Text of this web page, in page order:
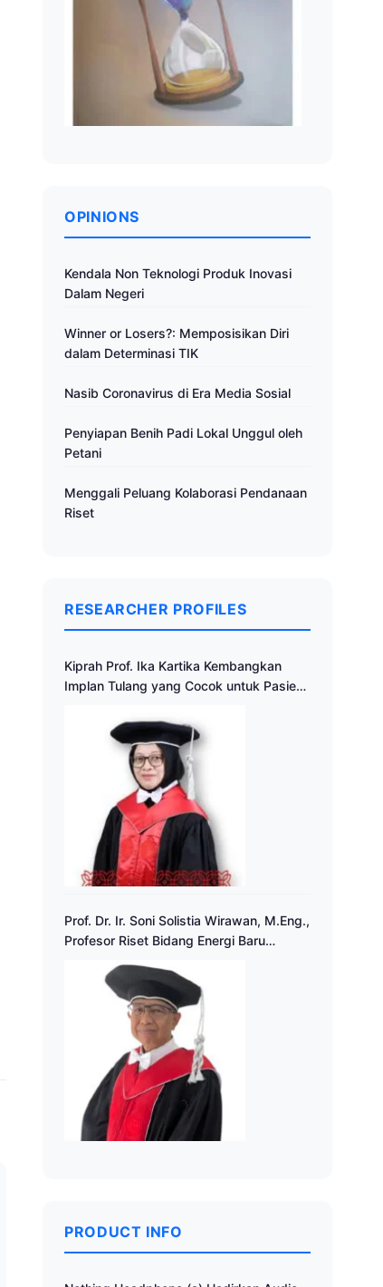
OPINIONS
Kendala Non Teknologi Produk Inovasi
Dalam Negeri
Winner or Losers?: Memposisikan Diri
dalam Determinasi TIK
Nasib Coronavirus di Era Media Sosial
Penyiapan Benih Padi Lokal Unggul oleh
Petani
Menggali Peluang Kolaborasi Pendanaan
Riset
RESEARCHER PROFILES
Kiprah Prof. Ika Kartika Kembangkan
Implan Tulang yang Cocok untuk Pasien
Prof. Dr. Ir. Soni Solistia Wirawan, M.Eng.,
Profesor Riset Bidang Energi Baru
PRODUCT INFO